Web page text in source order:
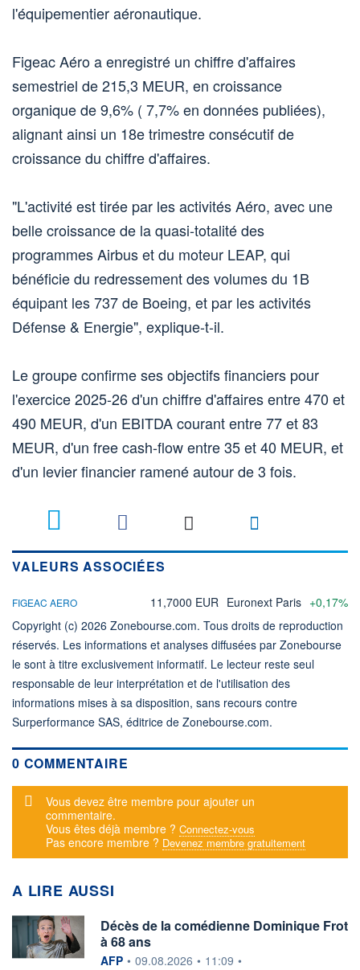
l'équipementier aéronautique.
Figeac Aéro a enregistré un chiffre d'affaires
semestriel de 215,3 MEUR, en croissance
organique de 9,6% ( 7,7% en données publiées),
alignant ainsi un 18e trimestre consécutif de
croissance du chiffre d'affaires.
"L'activité est tirée par les activités Aéro, avec une
belle croissance de la quasi-totalité des
programmes Airbus et du moteur LEAP, qui
bénéficie du redressement des volumes du 1B
équipant les 737 de Boeing, et par les activités
Défense & Energie", explique-t-il.
Le groupe confirme ses objectifs financiers pour
l'exercice 2025-26 d'un chiffre d'affaires entre 470 et
490 MEUR, d'un EBITDA courant entre 77 et 83
MEUR, d'un free cash-flow entre 35 et 40 MEUR, et
d'un levier financier ramené autour de 3 fois.
VALEURS ASSOCIÉES
FIGEAC AERO 11,7000 EUR Euronext Paris +0,17%
Copyright (c) 2026 Zonebourse.com. Tous droits de reproduction
réservés. Les informations et analyses diffusées par Zonebourse
le sont à titre exclusivement informatif. Le lecteur reste seul
responsable de leur interprétation et de l'utilisation des
informations mises à sa disposition, sans recours contre
Surperformance SAS, éditrice de Zonebourse.com.
0 COMMENTAIRE
Message d'alerte
Vous devez être membre pour ajouter un
commentaire.
Vous êtes déjà membre ? Connectez-vous
Pas encore membre ? Devenez membre gratuitement
A LIRE AUSSI
Décès de la comédienne Dominique Frot
à 68 ans
information fournie par
AFP • 09.08.2026 • 11:09 •